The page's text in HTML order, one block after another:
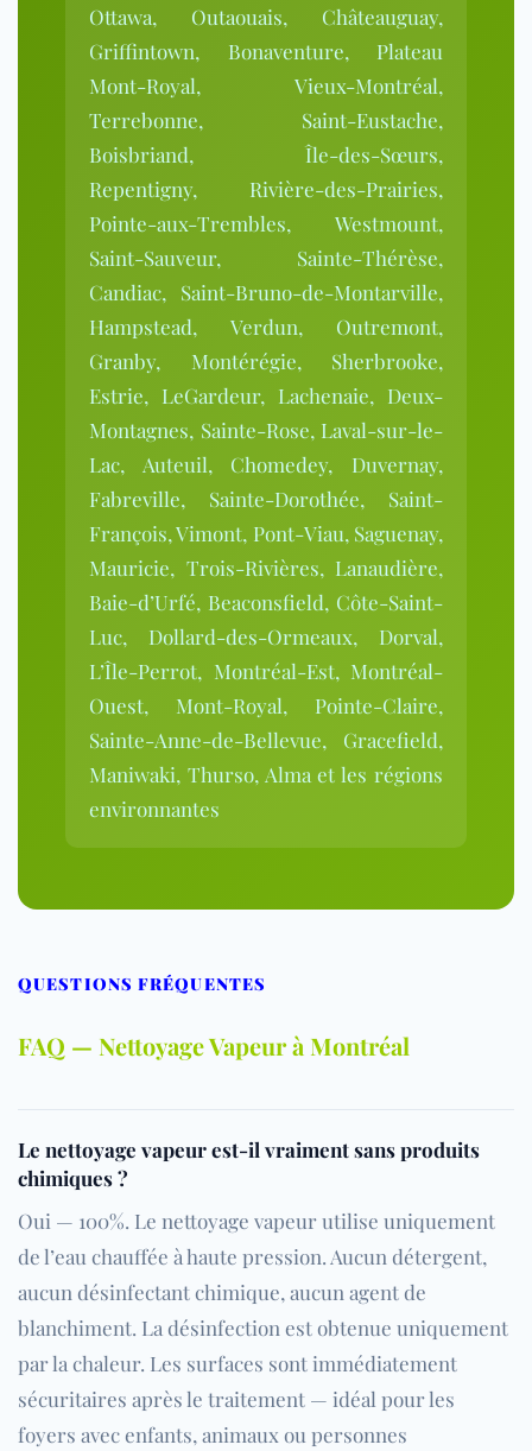
Ottawa, Outaouais, Châteauguay,
Griffintown, Bonaventure, Plateau
Mont-Royal, Vieux-Montréal,
Terrebonne, Saint-Eustache,
Boisbriand, Île-des-Sœurs,
Repentigny, Rivière-des-Prairies,
Pointe-aux-Trembles, Westmount,
Saint-Sauveur, Sainte-Thérèse,
Candiac, Saint-Bruno-de-Montarville,
Hampstead, Verdun, Outremont,
Granby, Montérégie, Sherbrooke,
Estrie, LeGardeur, Lachenaie, Deux-
Montagnes, Sainte-Rose, Laval-sur-le-
Lac, Auteuil, Chomedey, Duvernay,
Fabreville, Sainte-Dorothée, Saint-
François, Vimont, Pont-Viau, Saguenay,
Mauricie, Trois-Rivières, Lanaudière,
Baie-d’Urfé, Beaconsfield, Côte-Saint-
Luc, Dollard-des-Ormeaux, Dorval,
L’Île-Perrot, Montréal-Est, Montréal-
Ouest, Mont-Royal, Pointe-Claire,
Sainte-Anne-de-Bellevue, Gracefield,
Maniwaki, Thurso, Alma et les régions
environnantes
QUESTIONS FRÉQUENTES
FAQ — Nettoyage Vapeur à Montréal
Le nettoyage vapeur est-il vraiment sans produits
chimiques ?
Oui — 100%. Le nettoyage vapeur utilise uniquement
de l’eau chauffée à haute pression. Aucun détergent,
aucun désinfectant chimique, aucun agent de
blanchiment. La désinfection est obtenue uniquement
par la chaleur. Les surfaces sont immédiatement
sécuritaires après le traitement — idéal pour les
foyers avec enfants, animaux ou personnes